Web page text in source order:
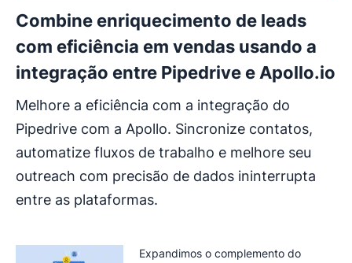
Combine enriquecimento de leads
com eficiência em vendas usando a
integração entre Pipedrive e Apollo.io
Melhore a eficiência com a integração do
Pipedrive com a Apollo. Sincronize contatos,
automatize fluxos de trabalho e melhore seu
outreach com precisão de dados ininterrupta
entre as plataformas.
Expandimos o complemento do